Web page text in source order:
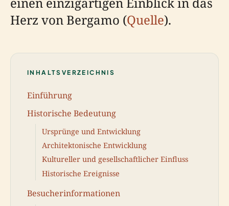
Herz von Bergamo (Quelle).
INHALTSVERZEICHNIS
Einführung
Historische Bedeutung
Ursprünge und Entwicklung
Architektonische Entwicklung
Kultureller und gesellschaftlicher Einfluss
Historische Ereignisse
Besucherinformationen